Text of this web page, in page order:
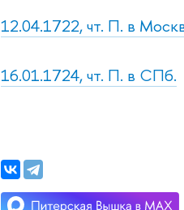
12.04.1722, чт. П. в
16.01.1724, чт. П. в СПб.